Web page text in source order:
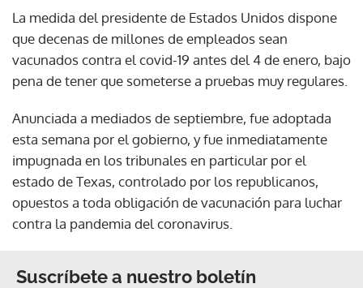
La medida del presidente de Estados Unidos dispone
que decenas de millones de empleados sean
vacunados contra el covid-19 antes del 4 de enero, bajo
pena de tener que someterse a pruebas muy regulares.
Anunciada a mediados de septiembre, fue adoptada
esta semana por el gobierno, y fue inmediatamente
impugnada en los tribunales en particular por el
estado de Texas, controlado por los republicanos,
opuestos a toda obligación de vacunación para luchar
contra la pandemia del coronavirus.
Suscríbete a nuestro boletín